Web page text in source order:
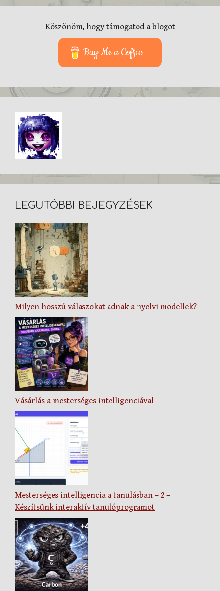
Köszönöm, hogy támogatod a blogot
Buy Me a Coffee
LEGUTÓBBI BEJEGYZÉSEK
Milyen hosszú válaszokat adnak a nyelvi modellek?
Vásárlás a mesterséges intelligenciával
Mesterséges intelligencia a tanulásban – 2 –
Készítsünk interaktív tanulóprogramot